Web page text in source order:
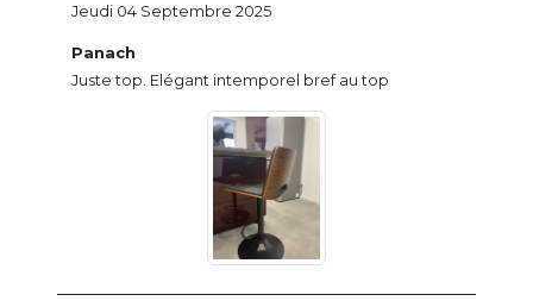
Panach
Juste top. Elégant intemporel bref au top
Jeudi 04 Septembre 2025